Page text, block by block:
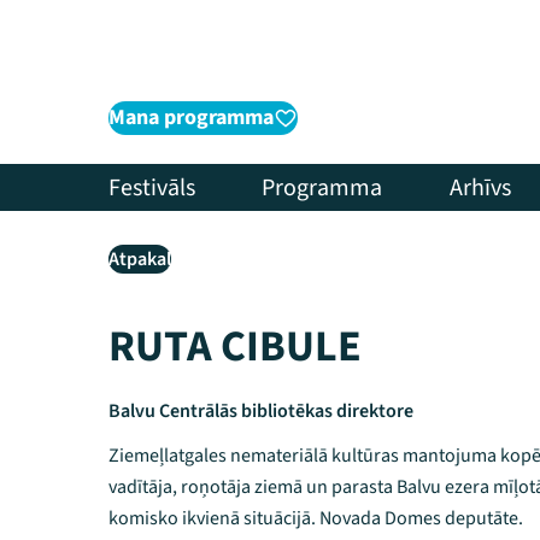
Mana programma
Festivāls Programma Arhīvs
Atpakaļ
RUTA CIBULE
Balvu Centrālās bibliotēkas direktore
Ziemeļlatgales nemateriālā kultūras mantojuma
vadītāja, roņotāja ziemā un parasta Balvu ezera
komisko ikvienā situācijā. Novada Domes deputāte.